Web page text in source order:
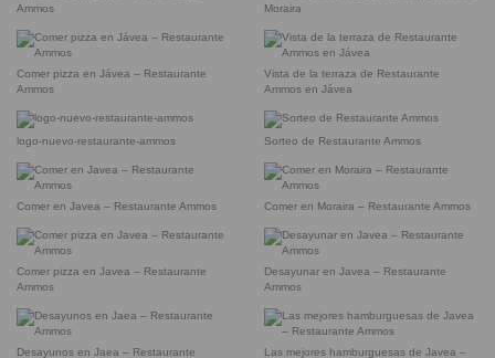
Ammos
Moraira
Comer pizza en Jávea – Restaurante
Ammos
Vista de la terraza de Restaurante
Ammos en Jávea
logo-nuevo-restaurante-ammos Sorteo de Restaurante Ammos
Comer en Javea – Restaurante Ammos Comer en Moraira – Restaurante Ammos
Comer pizza en Javea – Restaurante
Ammos
Desayunar en Javea – Restaurante
Ammos
Desayunos en Jaea – Restaurante Las mejores hamburguesas de Javea –